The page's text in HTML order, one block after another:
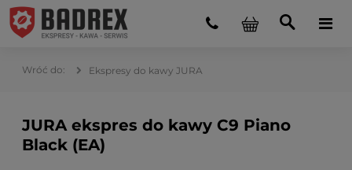
Ekspresy do kawy JURA
JURA ekspres do kawy C9 Piano
Black (EA)